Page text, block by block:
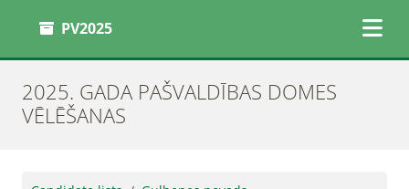
PV2025
2025. GADA PAŠVALDĪBAS DOMES
VĒLĒŠANAS